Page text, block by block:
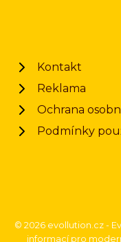
Kontakt
Reklama
Ochrana
Podmínky
© 2026 evollution.cz -
informací pro